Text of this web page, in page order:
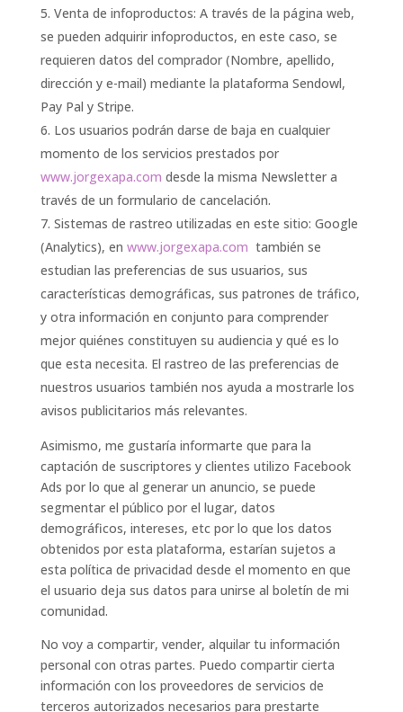
Venta de infoproductos: A través de la página web,
se pueden adquirir infoproductos, en este caso, se
requieren datos del comprador (Nombre, apellido,
dirección y e-mail) mediante la plataforma Sendowl,
Pay Pal y Stripe.
Los usuarios podrán darse de baja en cualquier
momento de los servicios prestados por
www.jorgexapa.com desde la misma Newsletter a
través de un formulario de cancelación.
Sistemas de rastreo utilizadas en este sitio: Google
(Analytics), en www.jorgexapa.com también se
estudian las preferencias de sus usuarios, sus
características demográficas, sus patrones de tráfico,
y otra información en conjunto para comprender
mejor quiénes constituyen su audiencia y qué es lo
que esta necesita. El rastreo de las preferencias de
nuestros usuarios también nos ayuda a mostrarle los
avisos publicitarios más relevantes.
Asimismo, me gustaría informarte que para la
captación de suscriptores y clientes utilizo Facebook
Ads por lo que al generar un anuncio, se puede
segmentar el público por el lugar, datos
demográficos, intereses, etc por lo que los datos
obtenidos por esta plataforma, estarían sujetos a
esta política de privacidad desde el momento en que
el usuario deja sus datos para unirse al boletín de mi
comunidad.
No voy a compartir, vender, alquilar tu información
personal con otras partes. Puedo compartir cierta
información con los proveedores de servicios de
terceros autorizados necesarios para prestarte